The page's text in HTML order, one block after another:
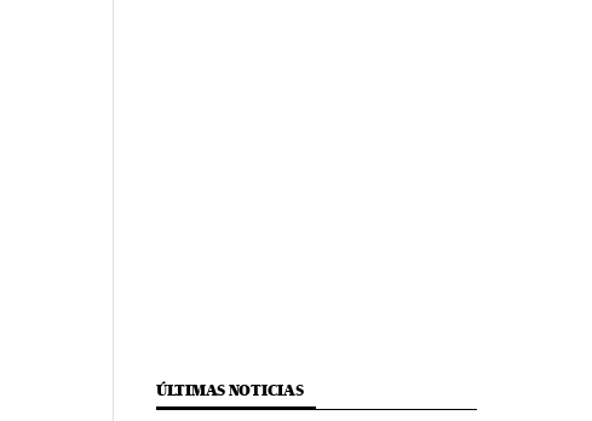
ÚLTIMAS NOTICIAS